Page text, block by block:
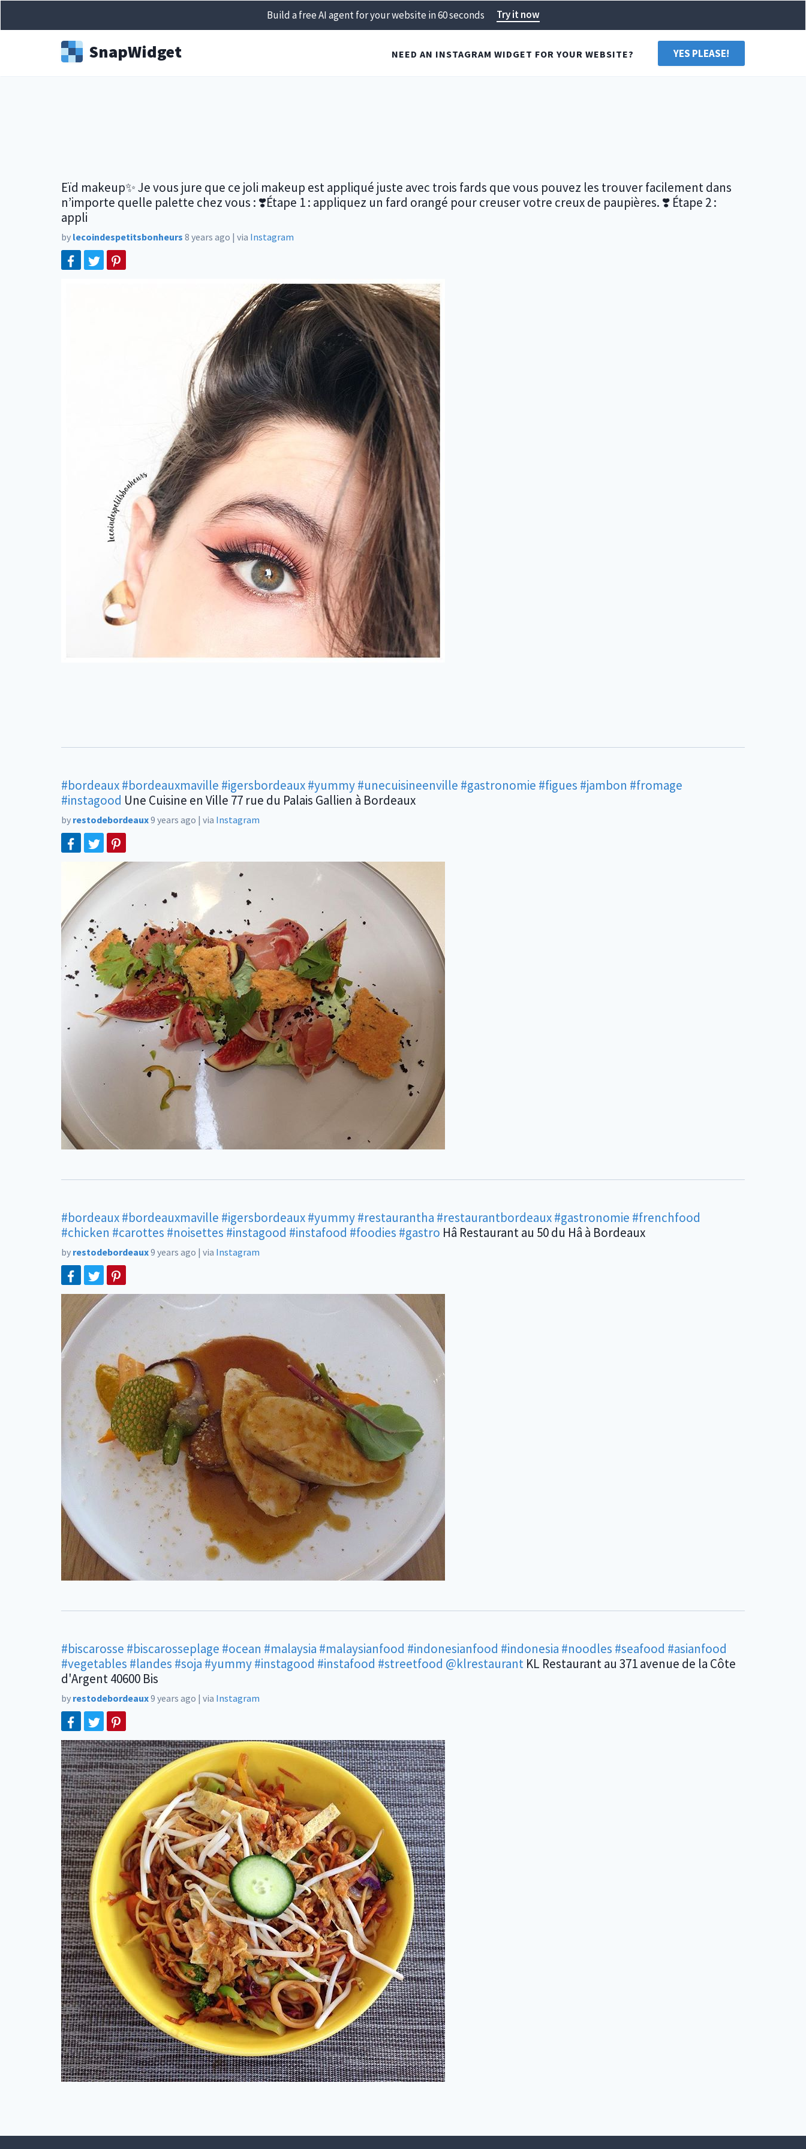
Build a free AI agent for your website in 60 seconds Try it now
SnapWidget NEED AN INSTAGRAM WIDGET FOR YOUR WEBSITE? YES PLEASE!
Eïd makeup✨ Je vous jure que ce joli makeup est appliqué juste avec trois fards que vous pouvez les trouver facilement dans
n’importe quelle palette chez vous : ❣️Étape 1 : appliquez un fard orangé pour creuser votre creux de paupières. ❣️ Étape 2 :
appli
by lecoindespetitsbonheurs 8 years ago | via Instagram
#bordeaux#bordeauxmaville #igersbordeaux#yummy#unecuisineenville #gastronomie #figues #jambon #fromage
#instagood Une Cuisine en Ville 77 rue du Palais Gallien à Bordeaux
by restodebordeaux9 years ago | via Instagram
#bordeaux#bordeauxmaville #igersbordeaux#yummy#restaurantha #restaurantbordeaux#gastronomie #frenchfood
#chicken #carottes #noisettes #instagood #instafood #foodies #gastro Hâ Restaurant au 50 du Hâ à Bordeaux
by restodebordeaux9 years ago | via Instagram
#biscarosse #biscarosseplage #ocean #malaysia #malaysianfood #indonesianfood #indonesia #noodles #seafood #asianfood
#vegetables #landes #soja #yummy#instagood #instafood #streetfood @klrestaurant KL Restaurant au 371 avenue de la Côte
d'Argent 40600 Bis
by restodebordeaux9 years ago | via Instagram